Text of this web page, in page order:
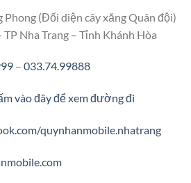
Phong (Đối diện cây xăng Quân đội)
Nha Trang – Tỉnh Khánh Hòa
– 033.74.99888
vào đây để xem đường đi
quynhanmobile.nhatrang